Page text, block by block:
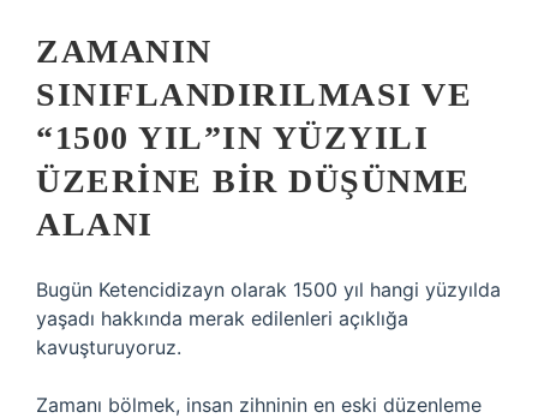
ZAMANIN
SINIFLANDIRILMASI VE
“1500 YIL”IN YÜZYILI
ÜZERINE BIR DÜŞÜNME
ALANI
Bugün Ketencidizayn olarak 1500 yıl hangi yüzyılda
yaşadı hakkında merak edilenleri açıklığa
kavuşturuyoruz.
Zamanı bölmek, insan zihninin en eski düzenleme